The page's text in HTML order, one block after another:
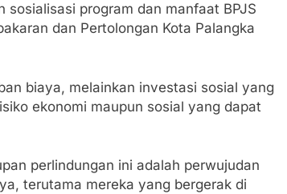
program dan manfaat BPJS
dan Pertolongan Kota Palangka
biaya, melainkan investasi sosial yang
ekonomi maupun sosial yang dapat
perlindungan ini adalah perwujudan
terutama mereka yang bergerak di